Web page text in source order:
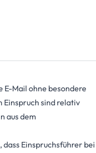
Mail ohne besondere
sind relativ
aus dem
Einspruchsführer bei